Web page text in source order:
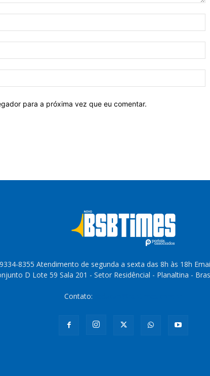
para a próxima vez que eu comentar.
8355 Atendimento de segunda a sexta das 8h às 18h
D Lote 59 Sala 201 - Setor Residêncial - Planaltina -
Contato: